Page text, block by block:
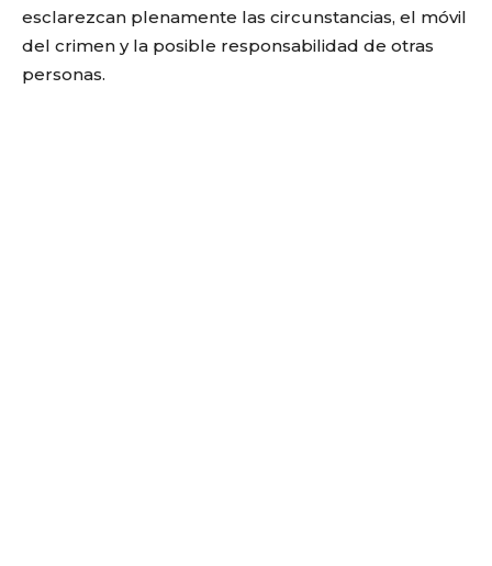
esclarezcan plenamente las circunstancias, el móvil
del crimen y la posible responsabilidad de otras
personas.